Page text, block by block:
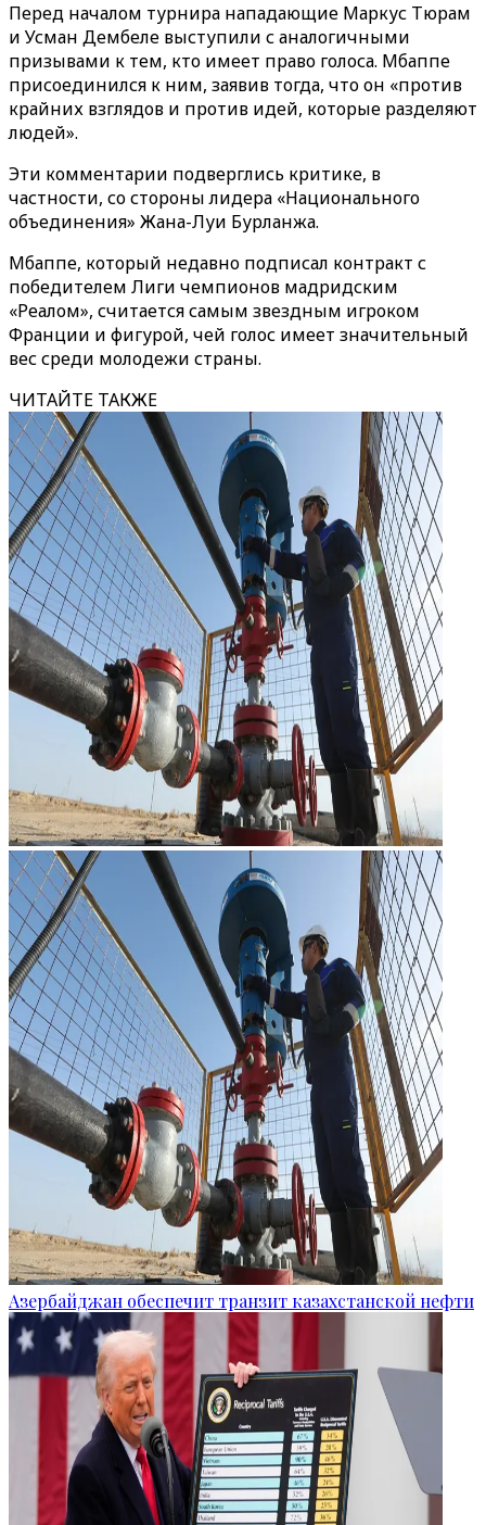
Перед началом турнира нападающие Маркус Тюрам
и Усман Дембеле выступили с аналогичными
призывами к тем, кто имеет право голоса. Мбаппе
присоединился к ним, заявив тогда, что он «против
крайних взглядов и против идей, которые разделяют
людей».
Эти комментарии подверглись критике, в
частности, со стороны лидера «Национального
объединения» Жана-Луи Бурланжа.
Мбаппе, который недавно подписал контракт с
победителем Лиги чемпионов мадридским
«Реалом», считается самым звездным игроком
Франции и фигурой, чей голос имеет значительный
вес среди молодежи страны.
ЧИТАЙТЕ ТАКЖЕ
Азербайджан обеспечит транзит казахстанской нефти